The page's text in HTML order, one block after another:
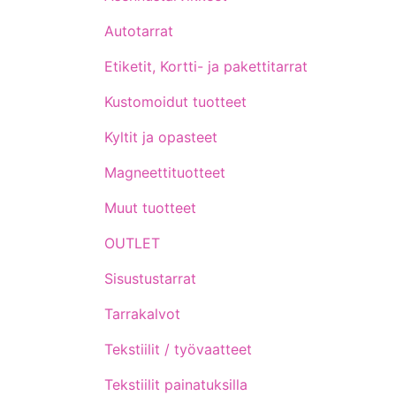
Autotarrat
Etiketit, Kortti- ja pakettitarrat
Kustomoidut tuotteet
Kyltit ja opasteet
Magneettituotteet
Muut tuotteet
OUTLET
Sisustustarrat
Tarrakalvot
Tekstiilit / työvaatteet
Tekstiilit painatuksilla